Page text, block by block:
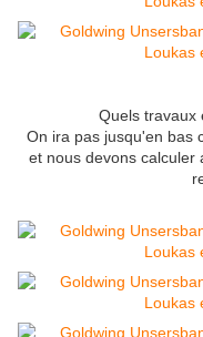
Quels travaux
On ira pas jusqu'en bas
et nous devons calculer